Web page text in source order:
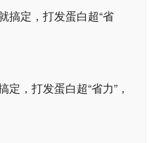
，打发蛋白超“省力”，